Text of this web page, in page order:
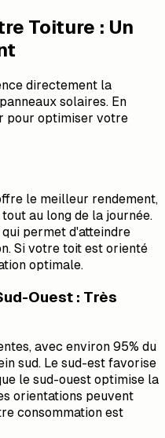
Toiture : Un
directement la
solaires. En
pour optimiser votre
le meilleur rendement,
au long de la journée.
permet d'atteindre
Si votre toit est orienté
optimale.
Ouest : Très
avec environ 95% du
sud. Le sud-est favorise
le sud-ouest optimise la
orientations peuvent
consommation est